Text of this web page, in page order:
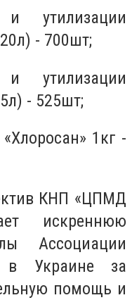
утилизации
- 700шт;
утилизации
- 525шт;
1кг -
КНП «ЦПМД
искреннюю
Ассоциации
в Украине за
помощь и